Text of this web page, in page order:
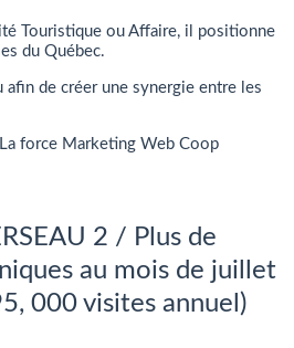
Touristique ou Affaire, il positionne
du Québec.
de créer une synergie entre les
force Marketing Web Coop
2 / Plus de
au mois de juillet
000 visites annuel)